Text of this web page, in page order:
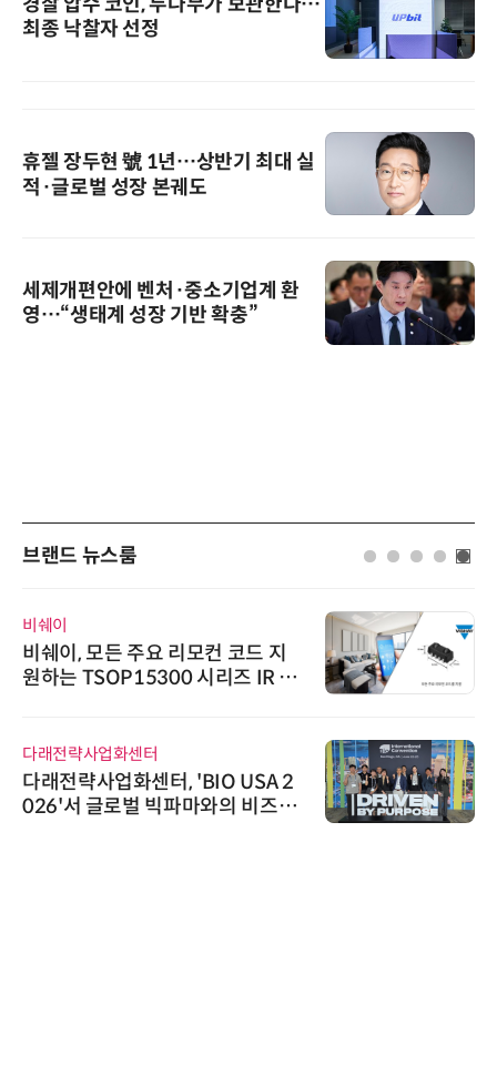
최종 낙찰자 선정
휴젤 장두현 號 1년…상반기 최대 실
적·글로벌 성장 본궤도
세제개편안에 벤처·중소기업계 환
영…“생태계 성장 기반 확충”
브랜드 뉴스룸
비쉐이
비쉐이, 모든 주요 리모컨 코드 지
원하는 TSOP15300 시리즈 IR 수
다래전략사업화센터
다래전략사업화센터, 'BIO USA 2
026'서 글로벌 빅파마와의 비즈니